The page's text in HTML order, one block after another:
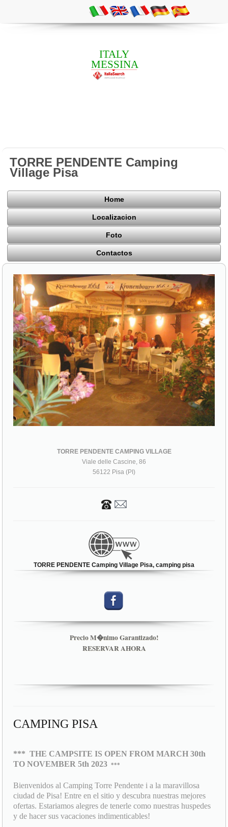
ITALY
MESSINA
TORRE PENDENTE Camping
Village Pisa
Home
Localizacion
Foto
Contactos
TORRE PENDENTE CAMPING VILLAGE
Viale delle Cascine, 86
56122 Pisa (PI)
TORRE PENDENTE Camping Village Pisa, camping pisa
Precio M�nimo Garantizado!
RESERVAR AHORA
CAMPING PISA
*** THE CAMPSITE IS OPEN FROM MARCH 30th
TO NOVEMBER 5th 2023
***
Bienvenidos al Camping Torre Pendente i a la maravillosa
ciudad de Pisa! Entre en el sitio y descubra nuestras mejores
ofertas. Estariamos alegres de tenerle como nuestras huspedes
y de hacer sus vacaciones indimenticables!